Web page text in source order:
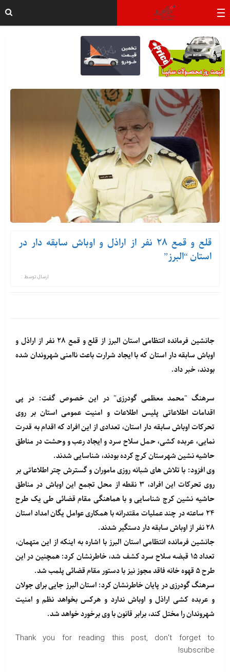
قلع و قمع ۲۸ نفر از اراذل و اوباش سابقه دار در
استان “البرز”
ارسال توسط :
جانشین فرمانده انتظامی استان البرز از قلع و قمع ۲۸ نفر از اراذل و
اوباش سابقه دار استان که با ایجاد شرارت باعث ناامنی شهروندان شده
بودند، خبر داد.
سرهنگ "محمد معظمی گودرزی" در این خصوص گفت: در پی
اقدامات اطلاعاتی پلیس اطلاعات و امنیت عمومی استان بر روی
تحرکات اوباش سابقه دار استان، تعدادی از این افراد که اقدام به قدرت
نمایی، عربده کشی، حمل سلاح سرد و ایجاد رعب و وحشت در مناطق
حاشیه نشین شهرستان کرج کرده بودند، شناسایی شدند.
وی افزود: با تلاش های شبانه روزی ماموران و گسترش چتر اطلاعاتی بر
روی تحرکات این افراد، ۳ نقطه از محل تجمع این اوباش در مناطق
حاشیه نشین کرج شناسایی و با هماهنگی مقام قضائی طی یک طرح
۲۴ ساعته در چند عملیات مقتدرانه با همکاری عوامل یگان امداد استان
۲۸ نفر از اوباش سابقه دار دستگیر شدند.
جانشین فرمانده انتظامی استان البرز با اشاره به اینکه از این متهمان،
تعداد ۱۵ قبضه سلاح سرد کشف شد، خاطرنشان کرد: همچنین در این
طرح ۵ قهوه خانه فاقد مجوز نیز با دستور مقام قضائی پلمب شد.
سرهنگ گودرزی در پایان خاطرنشان کرد: استان البرز جایی برای جولان
و عربده کشی اراذل و اوباش ندارد و هرکس بخواهد نظم و امنیت
شهروندان را مختل کند، برابر قانون با وی برخورد خواهد شد.
Thank you for reading this post, don't forget to
subscribe!